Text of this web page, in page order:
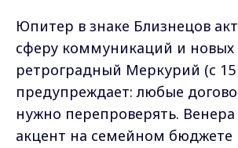
Юпитер в знаке Близнецов
сферу коммуникаций и новых
ретроградный Меркурий (с 15
предупреждает: любые
нужно перепроверять. Венера
акцент на семейном бюджете